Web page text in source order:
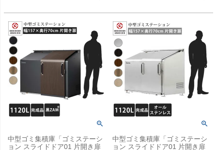
中型ゴミ集積庫「ゴミステーシ
ョン スライドドア01 片開き扉
中型ゴミ集積庫「ゴミステーシ
ョン スライドドア01 片開き扉